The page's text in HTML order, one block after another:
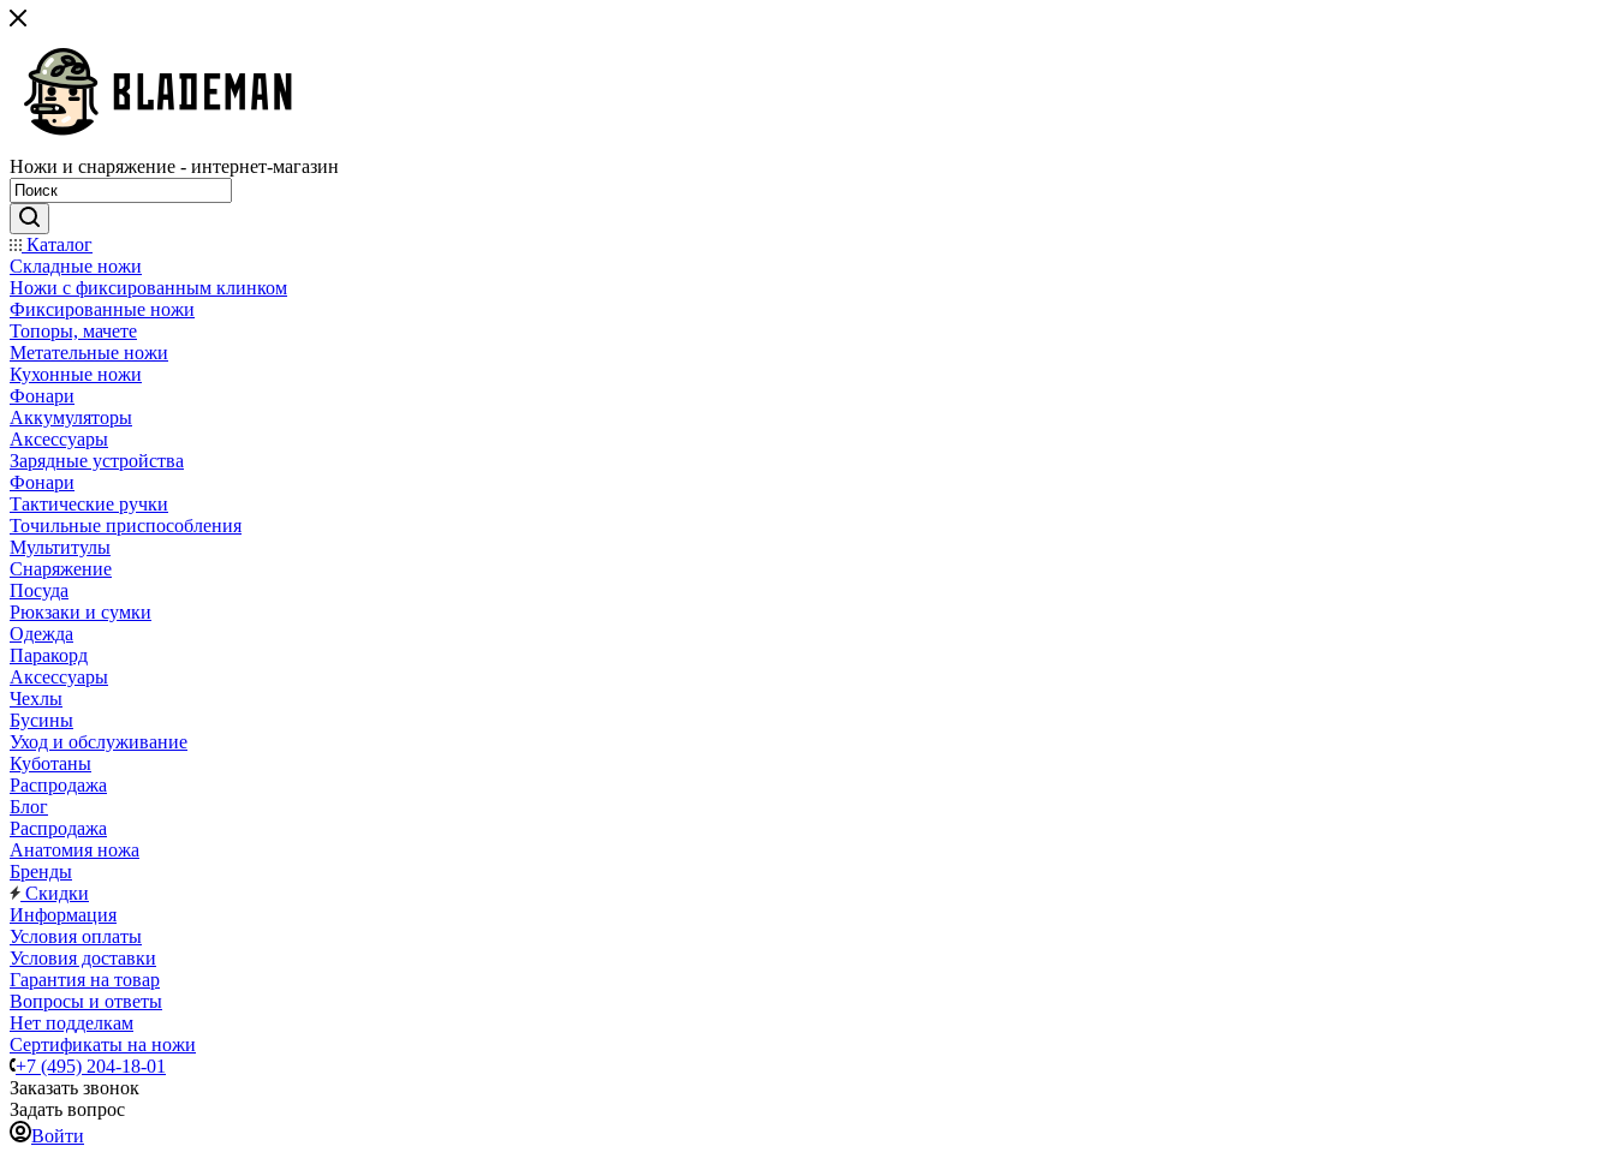
Ножи и снаряжение - интернет-магазин
Каталог
Складные ножи
Ножи с фиксированным клинком
Фиксированные ножи
Топоры, мачете
Метательные ножи
Кухонные ножи
Фонари
Аккумуляторы
Аксессуары
Зарядные устройства
Фонари
Тактические ручки
Точильные приспособления
Мультитулы
Снаряжение
Посуда
Рюкзаки и сумки
Одежда
Паракорд
Аксессуары
Чехлы
Бусины
Уход и обслуживание
Куботаны
Распродажа
Блог
Распродажа
Анатомия ножа
Бренды
Скидки
Информация
Условия оплаты
Условия доставки
Гарантия на товар
Вопросы и ответы
Нет подделкам
Сертификаты на ножи
+7 (495) 204-18-01
Заказать звонок
Задать вопрос
Войти